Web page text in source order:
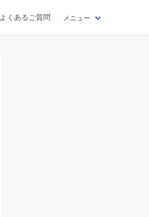
よくあるご質問 メニュー